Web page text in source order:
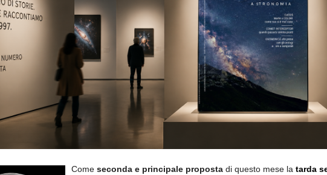
Comeseconda e principale proposta di questo mese la tarda